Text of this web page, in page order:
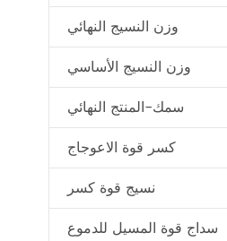
وزن النسيج النهائي
وزن النسيج الأساسي
سمك-المنتج النهائي
كسر قوة الاعوجاج
نسيج قوة كسر
سداج قوة المسيل للدموع